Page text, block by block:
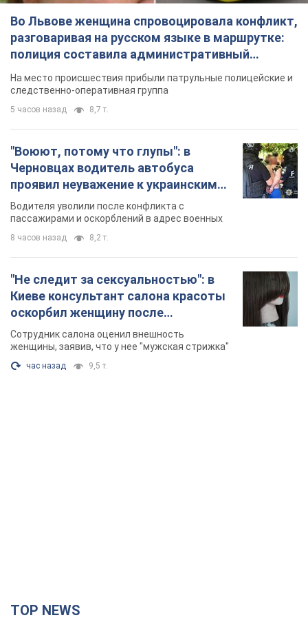
Во Львове женщина спровоцировала конфликт,
разговаривая на русском языке в маршрутке:
полиция составила административный
протокол. Видео
На место происшествия прибыли патрульные полицейские и
следственно-оперативная группа
5 часов назад 8,7 т.
"Воюют, потому что глупы": в
Черновцах водитель автобуса
проявил неуважение к украинским
военным и поплатился за это.
Видео
Водителя уволили после конфликта с
пассажирами и оскорблений в адрес военных
8 часов назад 8,2 т.
"Не следит за сексуальностью": в
Киеве консультант салона красоты
оскорбил женщину после
химиотерапии, разгорелся скандал.
Фото
Сотрудник салона оценил внешность
женщины, заявив, что у нее "мужская стрижка"
час назад 9,5 т.
TOP NEWS